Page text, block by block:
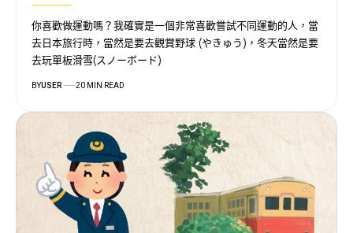
你喜歡做運動嗎？我確實是一個非常喜歡嘗試不同運動的人，當
去日本旅行時，當然是要去觀賞野球 (やきゅう)，冬天當然是要
去玩單板滑雪(スノーボード)
BYUSER 20 MIN READ